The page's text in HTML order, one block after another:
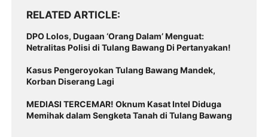
RELATED ARTICLE
DPO Lolos, Dugaan ‘Orang Dalam’ Menguat:
Netralitas Polisi di Tulang Bawang Di Pertanyakan!
Kasus Pengeroyokan Tulang Bawang Mandek,
Korban Diserang Lagi
MEDIASI TERCEMAR! Oknum Kasat Intel Diduga
Memihak dalam Sengketa Tanah di Tulang Bawang